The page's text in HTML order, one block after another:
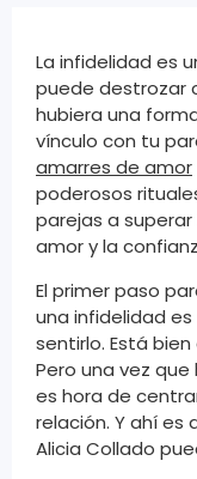
La infidelidad es
puede destrozar
hubiera una
vínculo con tu
amarres de amor
poderosos
parejas a
amor y la
El primer paso
una infidelidad
sentirlo. Está
Pero una vez
es hora de
relación. Y ahí es
Alicia Collado